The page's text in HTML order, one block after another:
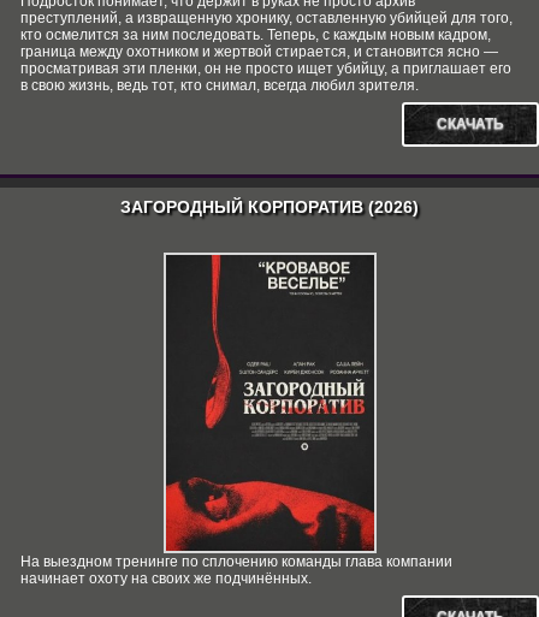
преступлений, а извращенную хронику, оставленную убийцей для того,
кто осмелится за ним последовать. Теперь, с каждым новым кадром,
граница между охотником и жертвой стирается, и становится ясно —
просматривая эти пленки, он не просто ищет убийцу, а приглашает его
в свою жизнь, ведь тот, кто снимал, всегда любил зрителя.
СКАЧАТЬ
ЗАГОРОДНЫЙ КОРПОРАТИВ (2026)
На выездном тренинге по сплочению команды глава компании
начинает охоту на своих же подчинённых.